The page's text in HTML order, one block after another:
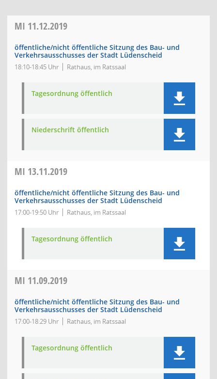
MI 11.12.2019
öffentliche/nicht öffentliche Sitzung des Bau- und
Verkehrsausschusses der Stadt Lüdenscheid
18:10-18:45 Uhr Rathaus, im Ratssaal
Tagesordnung öffentlich
Niederschrift öffentlich
MI 13.11.2019
öffentliche/nicht öffentliche Sitzung des Bau- und
Verkehrsausschusses der Stadt Lüdenscheid
17:00-19:50 Uhr Rathaus, im Ratssaal
Tagesordnung öffentlich
MI 11.09.2019
öffentliche/nicht öffentliche Sitzung des Bau- und
Verkehrsausschusses der Stadt Lüdenscheid
17:00-18:29 Uhr Rathaus, im Ratssaal
Tagesordnung öffentlich